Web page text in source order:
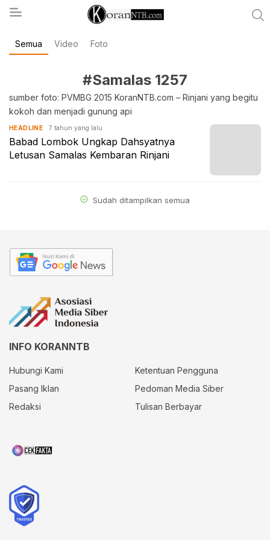
koranntb.com
Semua Video Foto
#Samalas 1257
sumber foto: PVMBG 2015 KoranNTB.com – Rinjani yang begitu
kokoh dan menjadi gunung api
HEADLINE 7 tahun yang lalu
Babad Lombok Ungkap Dahsyatnya
Letusan Samalas Kembaran Rinjani
Sudah ditampilkan semua
INFO KORANNTB
Hubungi Kami
Ketentuan Pengguna
Pasang Iklan
Pedoman Media Siber
Redaksi
Tulisan Berbayar